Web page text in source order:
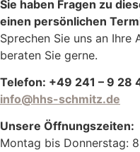
Sie haben Fragen zu
einen persönlichen
Sprechen Sie uns an Ihre
beraten Sie gerne.
Telefon: +49 241 – 9 28
info@hhs-schmitz.de
Unsere Öffnungszeiten:
Montag bis Donnerstag: